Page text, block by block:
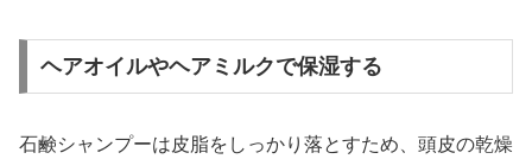
ヘアオイルやヘアミルクで保湿する
石鹸シャンプーは皮脂をしっかり落とすため、頭皮の乾燥